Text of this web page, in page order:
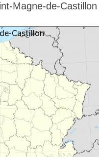
Magne-de-